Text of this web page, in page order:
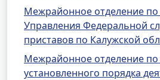
Межрайонное отделение по
Управления Федеральной
приставов по Калужской
Межрайонное отделение
установленного порядка